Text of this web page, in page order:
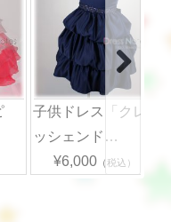
子供ドレス「クレ
ッシェンド…
¥6,000（税込）